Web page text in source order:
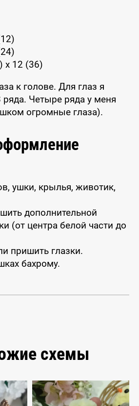
x 12 (36)
к голове. Для глаз я
ряда. Четыре ряда у меня
огромные глаза).
ушки, крылья, животик,
дополнительной
(от центра белой части до
пришить глазки.
бахрому.
схемы